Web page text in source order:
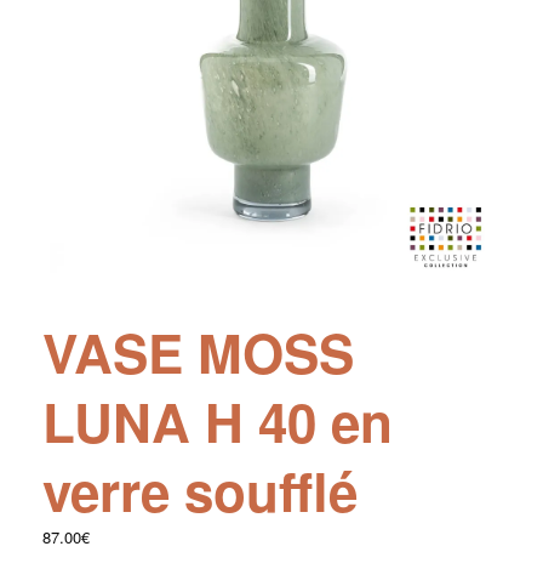
VASE MOSS
LUNA H 40 en
verre soufflé
87.00€